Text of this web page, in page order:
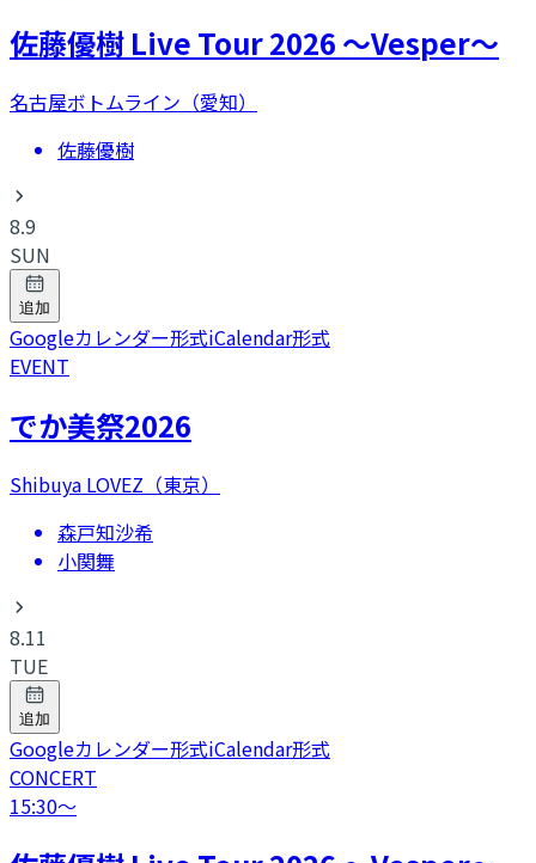
​佐藤優樹 Live Tour 2026 〜Vesper〜
名古屋ボトムライン（愛知）
佐藤優樹
8.9
SUN
追加
Googleカレンダー形式iCalendar形式
EVENT
でか美祭2026
Shibuya LOVEZ（東京）
森戸知沙希
小関舞
8.11
TUE
追加
Googleカレンダー形式iCalendar形式
CONCERT
15:30〜